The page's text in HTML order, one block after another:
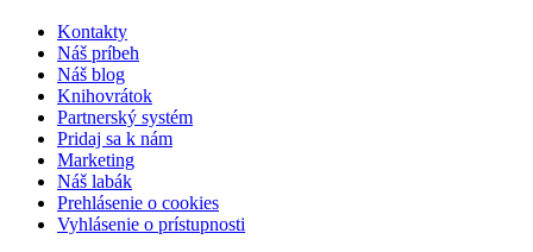
Kontakty
Náš príbeh
Náš blog
Knihovrátok
Partnerský systém
Pridaj sa k nám
Marketing
Náš labák
Prehlásenie o cookies
Vyhlásenie o prístupnosti